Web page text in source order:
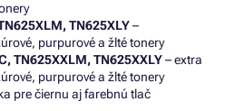
TN625XLY–
purpurové a žlté tonery
TN625XXLM, TN625XXLY– extra
purpurové a žlté tonery
pre čiernu aj farebnú tlač